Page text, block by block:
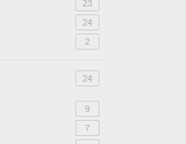
23
24
2
24
9
7